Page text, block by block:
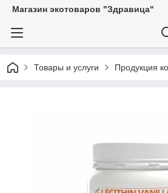
Магазин экотоваров "Здравица"
Товары и услуги Продукция